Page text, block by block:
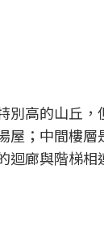
別高的山丘
屋；中間樓
迴廊與階梯相